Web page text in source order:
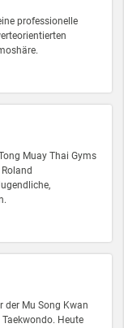
professionelle
Muay Thai Gyms
der Mu Song Kwan
Heute